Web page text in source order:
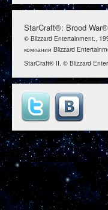
StarCraft®: Brood War®
© Blizzard Entertainment.,
компании Blizzard
StarCraft® II. © Blizzard